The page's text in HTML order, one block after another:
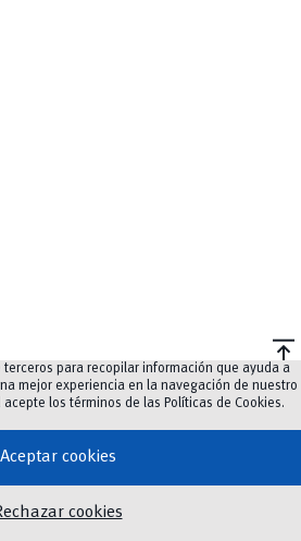
vertical_align_top
para recopilar información que ayuda a
mejor experiencia en la navegación de nuestro
los términos de las Políticas de Cookies.
Aceptar cookies
cookies